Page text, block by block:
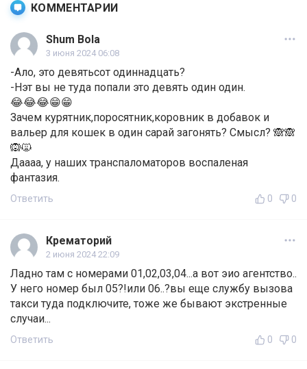
КОММЕНТАРИИ
Shum Bola
3 июня 2024 06:08
-Ало, это девятьсот одиннадцать?
-Нэт вы не туда попали это девять один один.
😂😂😂😁😁
Зачем курятник,поросятник,коровник в добавок и
вальер для кошек в один сарай загонять? Смысл? 🙈🙈
🙉🙀
Даааа, у наших транспаломаторов воспаленая
фантазия.
Ответить 0 0
Крематорий
2 июня 2024 22:09
Ладно там с номерами 01,02,03,04...а вот эио агентство..
У него номер был 05?!или 06..?вы еще службу вызова
такси туда подключите, тоже же бывают экстренные
случаи...
Ответить 0 0